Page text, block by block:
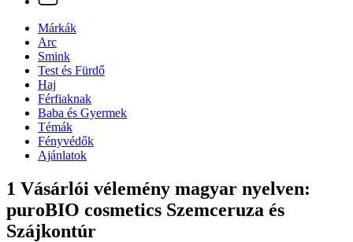
Márkák
Arc
Smink
Test és Fürdő
Haj
Férfiaknak
Baba és Gyermek
Témák
Fényvédők
Ajánlatok
1 Vásárlói vélemény magyar nyelven:
puroBIO cosmetics Szemceruza és
Szájkontúr